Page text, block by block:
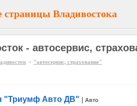
страницы Владивостока
- автосервис,
» "автосервис, страхование"
"Триумф Авто ДВ" Авто